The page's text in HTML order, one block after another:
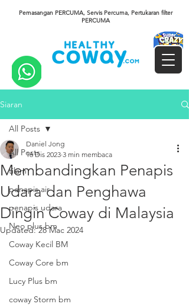
Pemasangan PERCUMA, Servis Percuma, Pertukaran filter
PERCUMA
Siaran
All Posts
tilam
penapis air
penapis udara
Neo plus bm
Coway Kecil BM
Coway Core bm
Lucy Plus bm
coway Storm bm
All Posts
Membandingkan Penapis
Udara dan Penghawa
Dingin Coway di Malaysia
Daniel Jong
16 Dis 2023 3 min membaca
Updated:28 Mac 2024